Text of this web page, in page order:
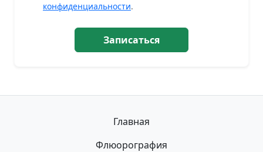
конфиденциальности.
Записаться
Главная
Флюорография